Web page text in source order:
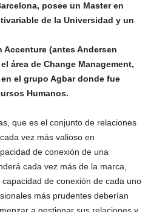
posee un Master en
de la Universidad y un
Accenture (antes Andersen
área de Change Management,
el grupo Agbar donde fue
Humanos.
que es el conjunto de relaciones
vez más valioso en
de conexión de una
cada vez más de la marca,
de conexión de cada uno
más prudentes deberían